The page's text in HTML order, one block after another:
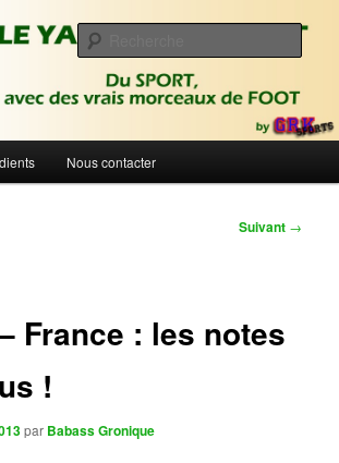
du Sport
morceaux de foot | Gronique's Sports Blog
Nous contacter
Suivant →
France : les notes
!
par Babass Gronique